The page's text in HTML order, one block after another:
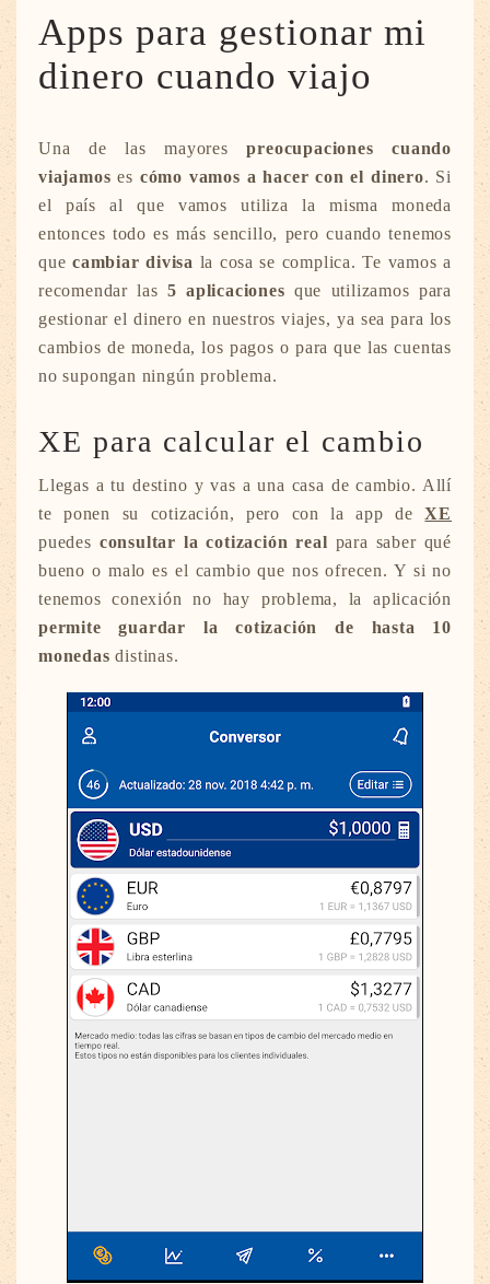
Apps para gestionar mi
dinero cuando viajo
Una de las mayorespreocupaciones cuando
viajamos es cómo vamos a hacer con el dinero. Si
el país al que vamos utiliza la misma moneda
entonces todo es más sencillo, pero cuando tenemos
que cambiar divisa la cosa se complica. Te vamos a
recomendar las 5 aplicaciones que utilizamos para
gestionar el dinero en nuestros viajes, ya sea para los
cambios de moneda, los pagos o para que las cuentas
no supongan ningún problema.
XE para calcular el cambio
Llegas a tu destino y vas a una casa de cambio. Allí
te ponen su cotización, pero con la app deXE
puedes consultar la cotización real para saber qué
bueno o malo es el cambio que nos ofrecen. Y si no
tenemos conexión no hay problema, la aplicación
permite guardar la cotización de hasta 10
monedas distinas.